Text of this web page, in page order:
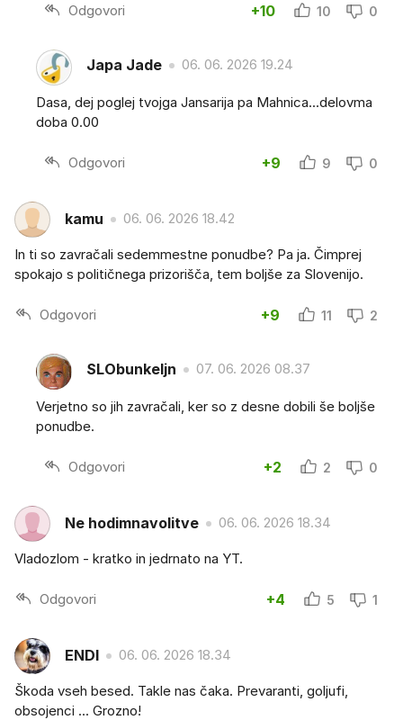
Odgovori +10 10 0
Japa Jade 06. 06. 2026 19.24
Dasa, dej poglej tvojga Jansarija pa Mahnica...delovma
doba 0.00
Odgovori +9 9 0
kamu 06. 06. 2026 18.42
In ti so zavračali sedemmestne ponudbe? Pa ja. Čimprej
spokajo s političnega prizorišča, tem boljše za Slovenijo.
Odgovori +9 11 2
SLObunkeljn 07. 06. 2026 08.37
Verjetno so jih zavračali, ker so z desne dobili še boljše
ponudbe.
Odgovori +2 2 0
Ne hodimnavolitve 06. 06. 2026 18.34
Vladozlom - kratko in jedrnato na YT.
Odgovori +4 5 1
ENDI 06. 06. 2026 18.34
Škoda vseh besed. Takle nas čaka. Prevaranti, goljufi,
obsojenci ... Grozno!